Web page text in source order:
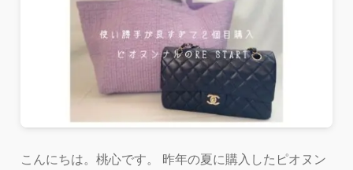
こんにちは。桃心です。 昨年の夏に購入したピオヌン